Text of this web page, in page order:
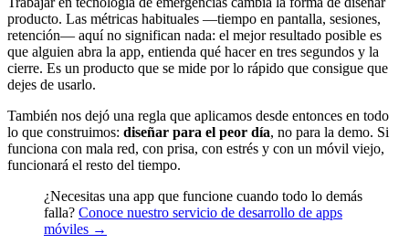
producto. Las métricas habituales —tiempo en pantalla, sesiones,
retención— aquí no significan nada: el mejor resultado posible es
que alguien abra la app, entienda qué hacer en tres segundos y la
cierre. Es un producto que se mide por lo rápido que consigue que
dejes de usarlo.
También nos dejó una regla que aplicamos desde entonces en todo
lo que construimos: diseñar para el peor día, no para la demo. Si
funciona con mala red, con prisa, con estrés y con un móvil viejo,
funcionará el resto del tiempo.
¿Necesitas una app que funcione cuando todo lo demás
falla? Conoce nuestro servicio de desarrollo de apps
móviles →